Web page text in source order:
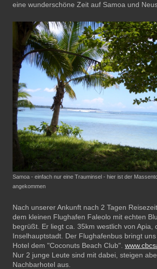
eine wunderschöne Zeit auf Samoa und
Samoa - einfach nur eine Trauminsel - hier ist der
angekommen
Nach unserer Ankunft nach 2 Tagen
dem kleinen Flughafen Faleolo mit echten
begrüßt. Er liegt ca. 35km westlich von Apia,
Inselhauptstadt. Der Flughafenbus bringt
Hotel dem "Coconuts Beach Club".
Nur 2 junge Leute sind mit dabei, steigen
Nachbarhotel aus.